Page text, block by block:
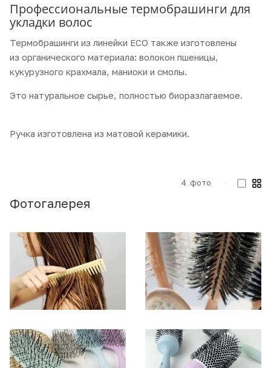
Профессиональные термобрашинги для
укладки волос
Термобрашинги из линейки ECO также изготовлены
из органического материала: волокон пшеницы,
кукурузного крахмала, маниоки и смолы.
Это натуральное сырье, полностью биоразлагаемое.
Ручка изготовлена из матовой керамики.
Фотогалерея
4 фото